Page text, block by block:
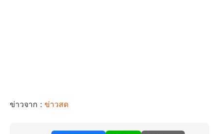
ข่าวจาก : ข่าวสด